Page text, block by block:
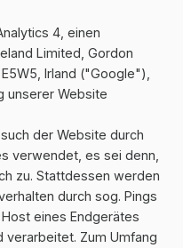
4, einen
Limited, Gordon
Irland ("Google"),
unserer Website
der Website durch
verwendet, es sei denn,
zu. Stattdessen werden
durch sog. Pings
eines Endgerätes
Zum Umfang